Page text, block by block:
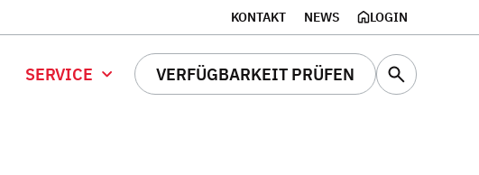
KONTAKT NEWS LOGIN
SERVICE VERFÜGBARKEIT PRÜFEN